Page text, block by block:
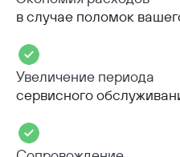
в случае поломок
Увеличение периода
сервисного